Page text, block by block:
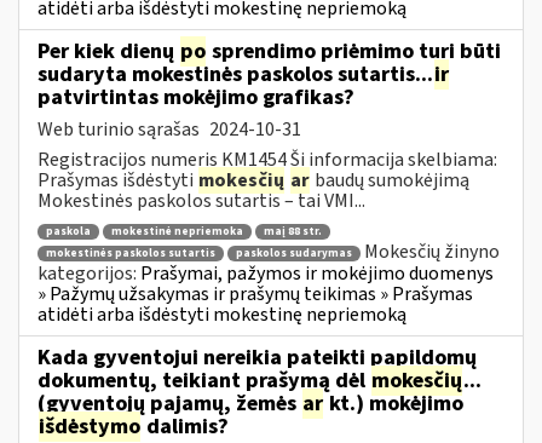
atidėti arba išdėstyti mokestinę nepriemoką
Per kiek dienų po sprendimo priėmimo turi būti
sudaryta mokestinės paskolos sutartis...ir
patvirtintas mokėjimo grafikas?
Web turinio sąrašas 2024-10-31
Registracijos numeris KM1454 Ši informacija skelbiama:
Prašymas išdėstyti mokesčių ar baudų sumokėjimą
Mokestinės paskolos sutartis – tai VMI...
paskola mokestinė nepriemoka
maį 88 str.
mokestinės paskolos sutartis
paskolos sudarymas
Mokesčių žinyno
kategorijos: Prašymai, pažymos ir mokėjimo duomenys
» Pažymų užsakymas ir prašymų teikimas » Prašymas
atidėti arba išdėstyti mokestinę nepriemoką
Kada gyventojui nereikia pateikti papildomų
dokumentų, teikiant prašymą dėl mokesčių...
(gyventojų pajamų, žemės ar kt.) mokėjimo
išdėstymo dalimis?